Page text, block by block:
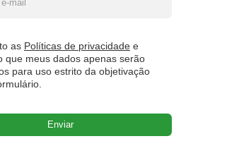
as Políticas de privacidade e
que meus dados apenas serão
para uso estrito da objetivação